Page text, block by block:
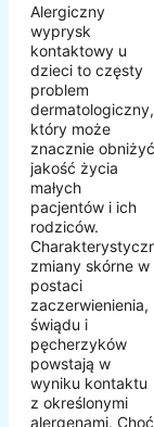
Alergiczny
wyprysk
kontaktowy u
dzieci to częsty
problem
dermatologiczny,
który może
znacznie obniżyć
jakość życia
małych
pacjentów i ich
rodziców.
zmiany skórne w
postaci
zaczerwienienia,
świądu i
pęcherzyków
powstają w
wyniku kontaktu
z określonymi
alergenami. Choć